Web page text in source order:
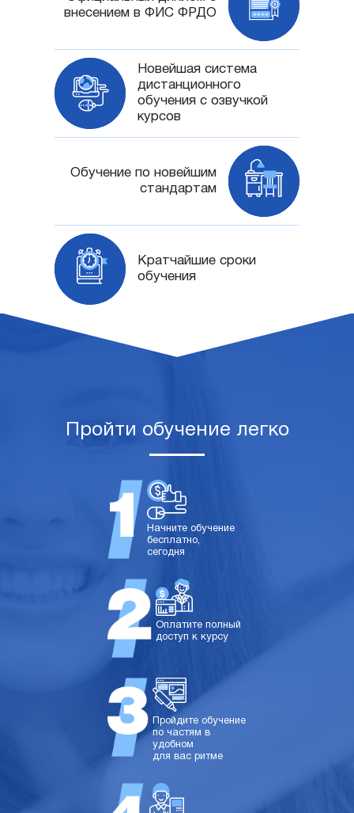
внесением в ФИС ФРДО
Новейшая система
дистанционного
обучения с озвучкой
курсов
Обучение по новейшим
стандартам
Кратчайшие сроки
обучения
Пройти обучение легко
Начните обучение
бесплатно,
сегодня
Оплатите полный
доступ к курсу
Пройдите обучение
по частям в
удобном
для вас ритме